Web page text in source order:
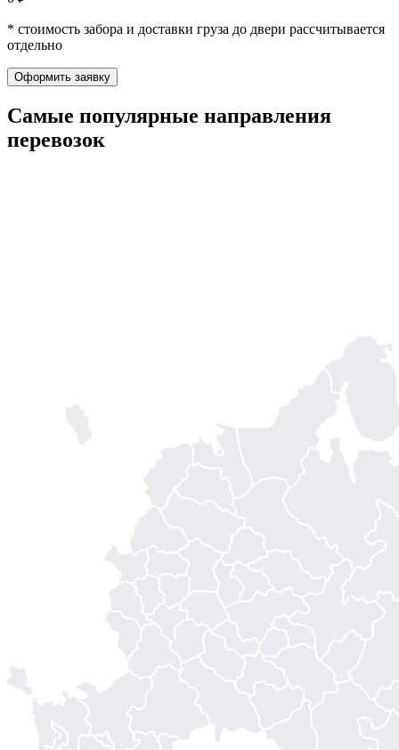
* стоимость забора и доставки груза до двери рассчитывается
отдельно
Оформить заявку
Самые популярные направления
перевозок